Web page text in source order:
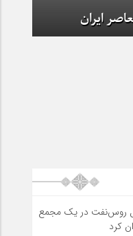
ایران
روس‌نفت در یک مجمع
کرد